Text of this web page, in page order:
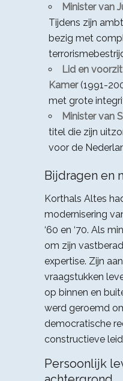
Minister van
Tijdens zijn
bezig met
Lid en
Kamer(1991-
met grote
Minister van
titel die zijn
voor de
Bijdragen en
Korthals Altes
modernisering
‘60 en ‘70. Als
om zijn
expertise. Zijn
vraagstukken
op binnen en
werd geroemd
democratische
constructieve
Persoonlijk